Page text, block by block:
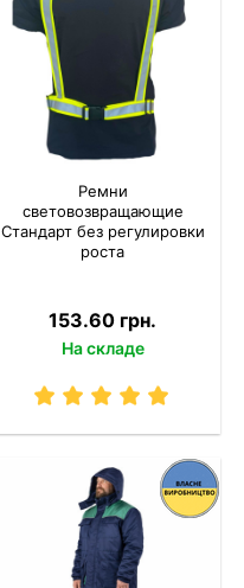
Ремни
световозвращающие
Стандарт без регулировки
роста
153.60 грн.
На складе